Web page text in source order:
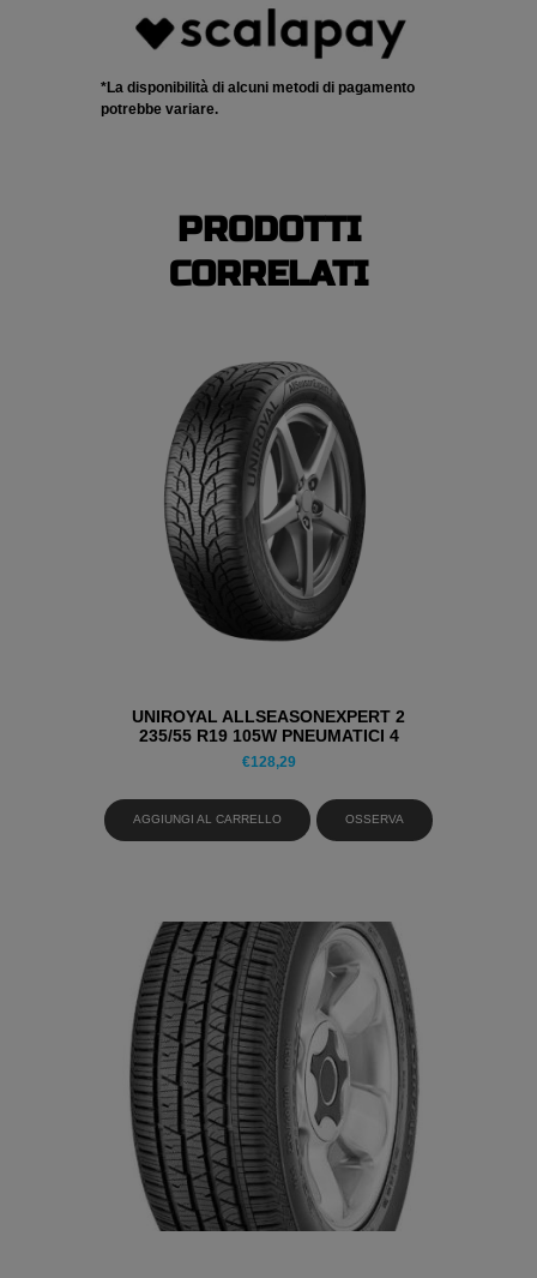
*La disponibilità di alcuni metodi di pagamento
potrebbe variare.
PRODOTTI
CORRELATI
UNIROYAL ALLSEASONEXPERT 2
235/55 R19 105W PNEUMATICI 4
STAGIONI
€128,29
AGGIUNGI AL CARRELLO OSSERVA